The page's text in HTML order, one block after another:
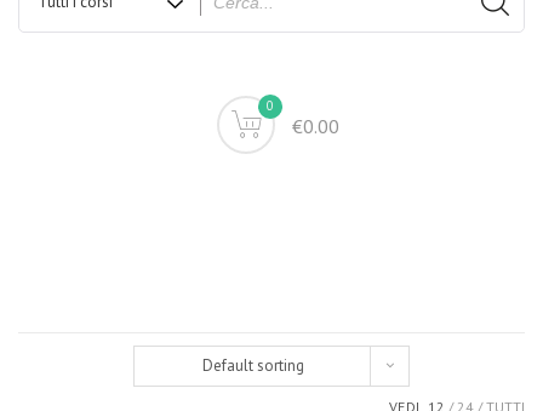
0
€0.00
Default sorting
VEDI 12 24 TUTTI